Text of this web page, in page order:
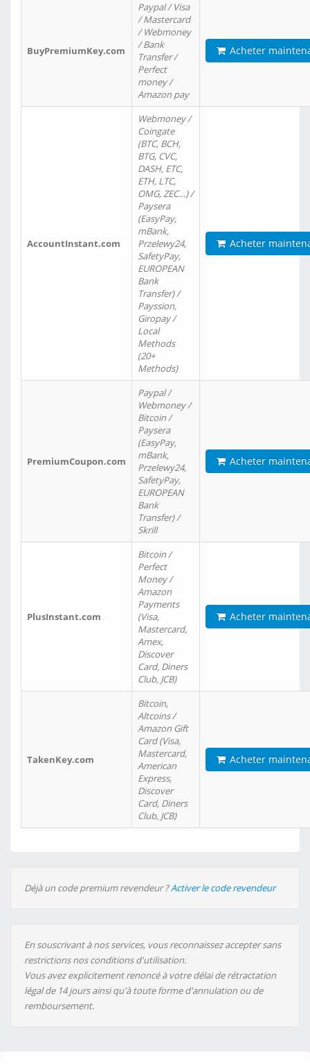
BuyPremiumKey.com
Paypal / Visa
/ Mastercard
/ Webmoney
/ Bank
Transfer /
Perfect
money /
Amazon pay
Acheter
AccountInstant.com
Webmoney /
Coingate
(BTC, BCH,
BTG, CVC,
DASH, ETC,
ETH, LTC,
OMG, ZEC…) /
Paysera
(EasyPay,
mBank,
Przelewy24,
SafetyPay,
EUROPEAN
Bank
Transfer) /
Payssion,
Giropay /
Local
Methods
(20+
Methods)
Acheter
PremiumCoupon.com
Paypal /
Webmoney /
Bitcoin /
Paysera
(EasyPay,
mBank,
Przelewy24,
SafetyPay,
EUROPEAN
Bank
Transfer) /
Skrill
Acheter
PlusInstant.com
Bitcoin /
Perfect
Money /
Amazon
Payments
(Visa,
Mastercard,
Amex,
Discover
Card, Diners
Club, JCB)
Acheter
TakenKey.com
Bitcoin,
Altcoins /
Amazon Gift
Card (Visa,
Mastercard,
American
Express,
Discover
Card, Diners
Club, JCB)
Acheter
Déjà un code premium revendeur ?Activer le code revendeur
En souscrivant à nos services, vous reconnaissez accepter sans
restrictions nos conditions d'utilisation.
Vous avez explicitement renoncé à votre délai de rétractation
légal de 14 jours ainsi qu'à toute forme d'annulation ou de
remboursement.